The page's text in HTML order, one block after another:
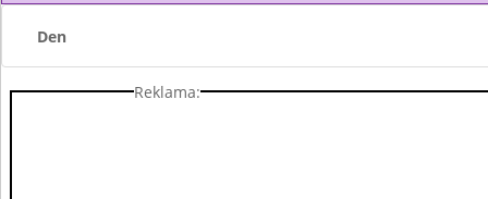
Den
Reklama: